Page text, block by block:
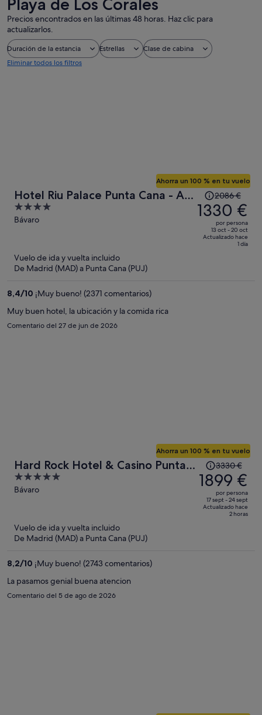
Playa de Los Corales
Precios encontrados en las últimas 48 horas. Haz clic para
actualizarlos.
Duración de la estancia Estrellas
Clase de cabina
Eliminar todos los filtros
Hotel Riu Palace Punta Cana - All
Inclusive
4
out
Bávaro
Ahorra un 100 % en tu vuelo
precio
era
2086 €,
2086 €
1330 €
por persona
13 oct - 20 oct
Actualizado hace
1 día
Vuelo de ida y vuelta incluido
De Madrid (MAD) a Punta Cana (PUJ)
8,4/10 ¡Muy bueno! (2371 comentarios)
Muy buen hotel, la ubicación y la comida rica
Comentario del 27 de jun de 2026
Hard Rock Hotel & Casino Punta
Cana an All-Inclusive Resort
5
out
Bávaro
Ahorra un 100 % en tu vuelo
precio
era
de
3330 €,
3330 €
1899 €
por persona
17 sept - 24 sept
Actualizado hace
2 horas
Vuelo de ida y vuelta incluido
De Madrid (MAD) a Punta Cana (PUJ)
8,2/10 ¡Muy bueno! (2743 comentarios)
La pasamos genial buena atencion
Comentario del 5 de ago de 2026